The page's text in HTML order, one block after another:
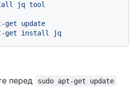
jq tool
перед
sudo apt-get update